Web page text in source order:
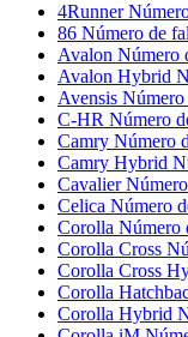
4Runner
86 Número de
Avalon Número
Avalon Hybrid
Avensis Número
C-HR Número
Camry Número
Camry Hybrid
Cavalier
Celica Número
Corolla Número
Corolla Cross
Corolla Cross
Corolla
Corolla Hybrid